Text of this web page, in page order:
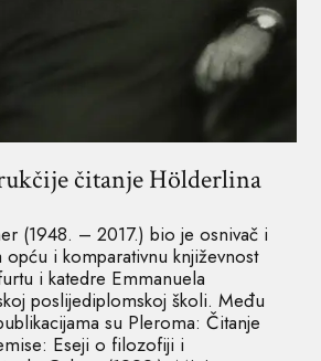
čitanje Hölderlina
(1948. – 2017.) bio je osnivač i
opću i komparativnu književnost
i katedre Emmanuela
poslijediplomskoj školi. Među
su Pleroma: Čitanje
Eseji o filozofiji i